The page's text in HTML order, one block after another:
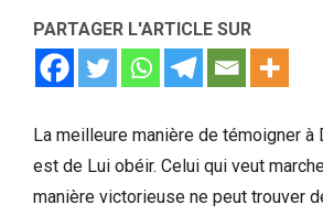
PARTAGER L'ARTICLE SUR
La meilleure manière de témoigner à
est de Lui obéir. Celui qui veut
manière victorieuse ne peut trouver